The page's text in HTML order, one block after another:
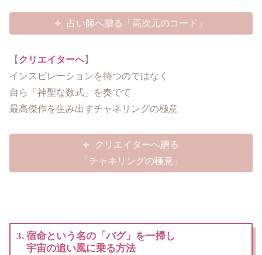
占い師へ贈る「高次元のコード」
【 クリエイターへ】
インスピレーションを待つのではなく
自ら「神聖な数式」を奏でて
最高傑作を生み出すチャネリングの極意
クリエイターへ贈る
「チャネリングの極意」
3. 宿命という名の「バグ」を一掃し
宇宙の追い風に乗る方法